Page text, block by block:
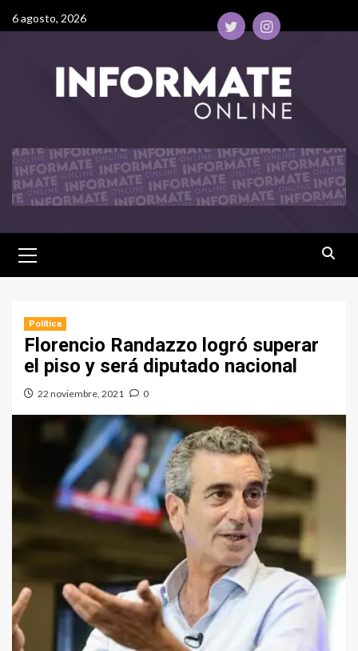
6 agosto, 2026
Política
Florencio Randazzo logró superar
el piso y será diputado nacional
22 noviembre, 2021 0